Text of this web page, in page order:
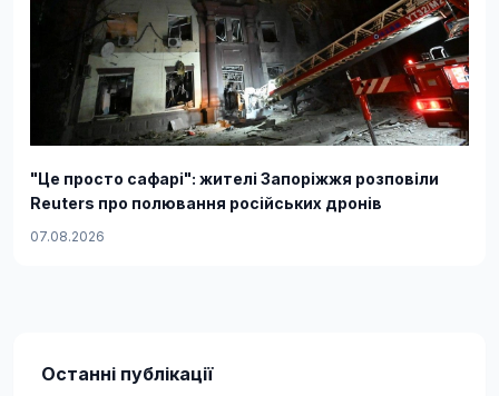
"Це просто сафарі": жителі Запоріжжя розповіли
Reuters про полювання російських дронів
07.08.2026
Останні публікації